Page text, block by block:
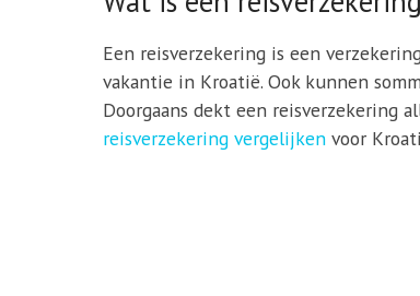
Een reisverzekering is een
vakantie in Kroatië. Ook kunnen
Doorgaans dekt een reisverzekering
reisverzekering vergelijken voor